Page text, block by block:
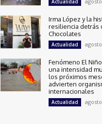
Actualidad
Irma López y la
resiliencia detrás
Chocolates
Actualidad
Fenómeno El
una intensidad
los próximos
advierten
internacionales
Actualidad